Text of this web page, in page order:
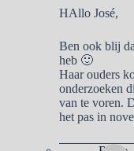
HAllo José,
Ben ook blij
heb 🙂
Haar ouders
onderzoeken
van te voren.
het pas in